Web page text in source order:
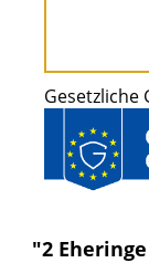
Gesetzliche
"2